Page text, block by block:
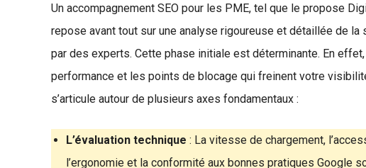
Un accompagnement SEO pour les PME, tel que le propose
repose avant tout sur une analyse rigoureuse et détaillée de la
par des experts. Cette phase initiale est déterminante. En
performance et les points de blocage qui freinent votre
s’articule autour de plusieurs axes fondamentaux :
L’évaluation technique : La vitesse de chargement,
l’ergonomie et la conformité aux bonnes pratiques Google